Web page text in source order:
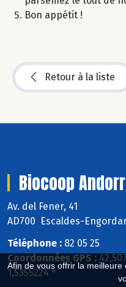
Afin de vous offrir la
Bon appétit !
Retour à la liste
Biocoop
Av. del Fener, 41
AD700 Escaldes-
Téléphone : 82 05 25
Coordonnées GPS :
1,5355224 °